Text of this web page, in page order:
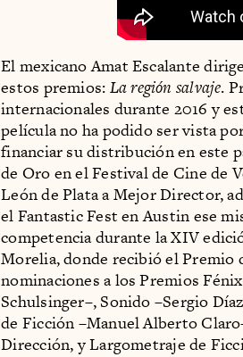
El mexicano Amat Escalante
estos premios: La región salvaje.
internacionales durante 2016 y
película no ha podido ser vista
financiar su distribución en este
de Oro en el Festival de Cine de
León de Plata a Mejor Director,
el Fantastic Fest en Austin ese
competencia durante la XIV
Morelia, donde recibió el Premio
nominaciones a los Premios
Schulsinger–, Sonido –Sergio
de Ficción –Manuel Alberto
Dirección, y Largometraje de